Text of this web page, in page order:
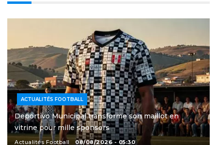
ACTUALITÉS FOOTBALL
Deportivo Municipal transforme son maillot en
vitrine pour mille sponsors
Actualités Football 08/08/2026 - 05:30